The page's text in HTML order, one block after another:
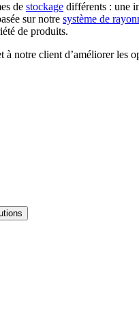
de stockage différents : une
sur notre système de
de produits.
à notre client d’améliorer les